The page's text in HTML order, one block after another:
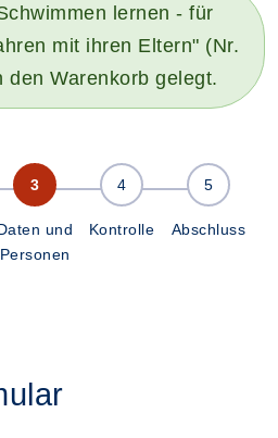
lernen - für
mit ihren Eltern" (Nr.
den Warenkorb gelegt.
und
Personen
Kontrolle Abschluss